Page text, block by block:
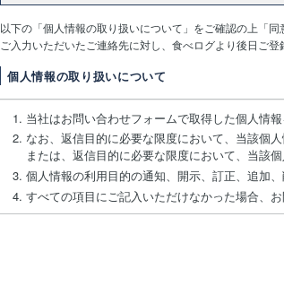
以下の「個人情報の取り扱いについて」をご確認の上「
ご入力いただいたご連絡先に対し、食べログより後日ご登
個人情報の取り扱いについて
当社はお問い合わせフォームで取得した個人情
なお、返信目的に必要な限度において、当該個
または、返信目的に必要な限度において、当該
個人情報の利用目的の通知、開示、訂正、追加、
すべての項目にご記入いただけなかった場合、